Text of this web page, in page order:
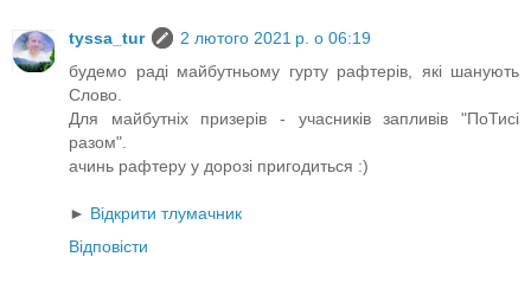
tyssa_tur
2 лютого 2021 р. о 06:19
будемо раді майбутньому гурту рафтерів, які шанують
Слово.
Для майбутніх призерів - учасників запливів "ПоТисі
разом".
ачинь рафтеру у дорозі пригодиться :)
► Відкрити тлумачник
Відповісти